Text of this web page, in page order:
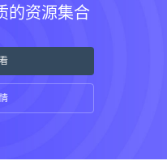
的资源集合